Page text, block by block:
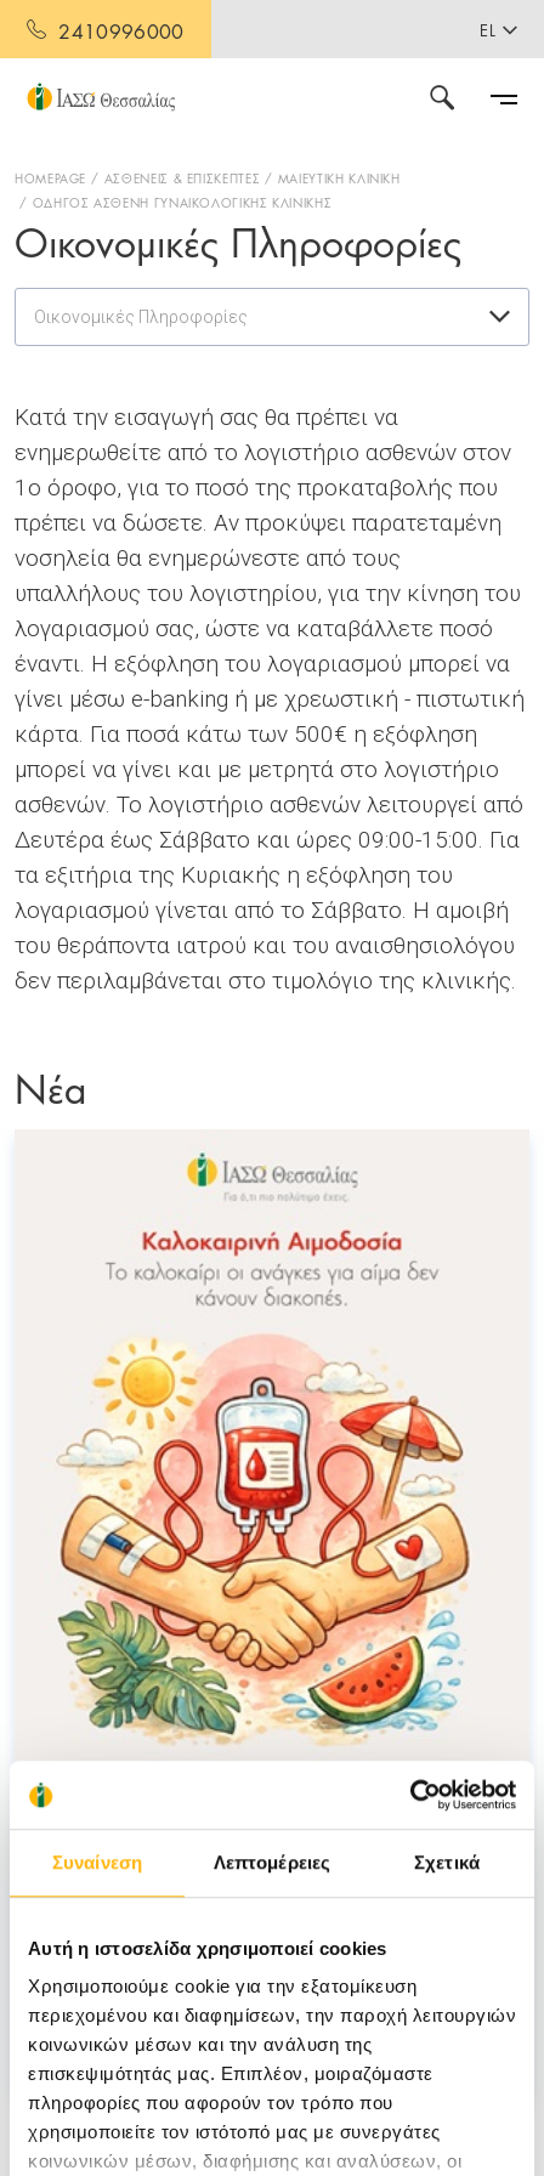
Συναίνεση Λεπτομέρειες Σχετικά
Αυτή η ιστοσελίδα χρησιμοποιεί cookies
Χρησιμοποιούμε cookie για την εξατομίκευση
περιεχομένου και διαφημίσεων, την παροχή λειτουργιών
κοινωνικών μέσων και την ανάλυση της
επισκεψιμότητάς μας. Επιπλέον, μοιραζόμαστε
πληροφορίες που αφορούν τον τρόπο που
χρησιμοποιείτε τον ιστότοπό μας με συνεργάτες
κοινωνικών μέσων, διαφήμισης και αναλύσεων, οι
2410996000 EL
HOMEPAGE ΑΣΘΕΝΕΙΣ & ΕΠΙΣΚΕΠΤΕΣ
ΜΑΙΕΥΤΙΚΗ ΚΛΙΝΙΚΗ
ΟΔΗΓΟΣ ΑΣΘΕΝΗ ΓΥΝΑΙΚΟΛΟΓΙΚΗΣ ΚΛΙΝΙΚΗΣ
Οικονομικές Πληροφορίες
Οικονομικές Πληροφορίες
Κατά την εισαγωγή σας θα πρέπει να
ενημερωθείτε από το λογιστήριο ασθενών στον
1ο όροφο, για το ποσό της προκαταβολής που
πρέπει να δώσετε. Αν προκύψει παρατεταμένη
νοσηλεία θα ενημερώνεστε από τους
υπαλλήλους του λογιστηρίου, για την κίνηση του
λογαριασμού σας, ώστε να καταβάλλετε ποσό
έναντι. Η εξόφληση του λογαριασμού μπορεί να
γίνει μέσω e-banking ή με χρεωστική - πιστωτική
κάρτα. Για ποσά κάτω των 500€ η εξόφληση
μπορεί να γίνει και με μετρητά στο λογιστήριο
ασθενών. Το λογιστήριο ασθενών λειτουργεί από
Δευτέρα έως Σάββατο και ώρες 09:00-15:00. Για
τα εξιτήρια της Κυριακής η εξόφληση του
λογαριασμού γίνεται από το Σάββατο. Η αμοιβή
του θεράποντα ιατρού και του αναισθησιολόγου
δεν περιλαμβάνεται στο τιμολόγιο της κλινικής.
Νέα
Το ΙΑΣΩ Θεσσαλίας πραγματοποίησε
εθελοντική αιμοδοσία
ΓΕΝΙΚΉ ΚΛΙΝΙΚΉ